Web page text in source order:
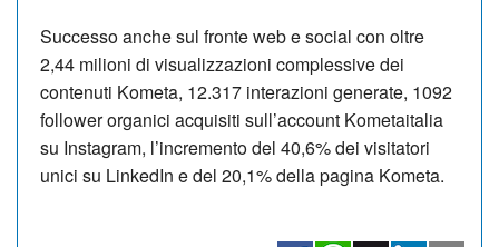
Successo anche sul fronte web e social con oltre
2,44 milioni di visualizzazioni complessive dei
contenuti Kometa, 12.317 interazioni generate, 1092
follower organici acquisiti sull’account Kometaitalia
su Instagram, l’incremento del 40,6% dei visitatori
unici su LinkedIn e del 20,1% della pagina Kometa.